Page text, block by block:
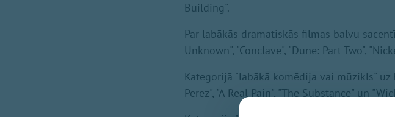
Building".
Par labākās dramatiskās filmas balvu
Unknown", "Conclave", "Dune: Part Two",
Kategorijā "labākā komēdija vai mūzikls" uz
Perez", "A Real Pain", "The Substance" un